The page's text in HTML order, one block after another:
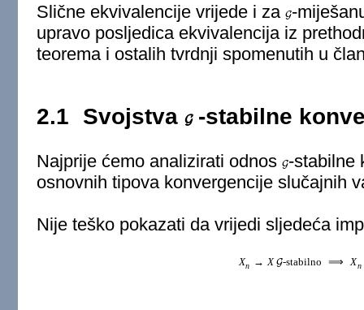
Slične ekvivalencije vrijede i za G-
upravo posljedica ekvivalencija iz
teorema i ostalih tvrdnji spomenutih u
2.1 Svojstva G -stabilne
Najprije ćemo analizirati odnos G-stabilne
osnovnih tipova konvergencije slučajnih
Nije teško pokazati da vrijedi sljedeća
Xn → X G-stabilno ⟹ Xn